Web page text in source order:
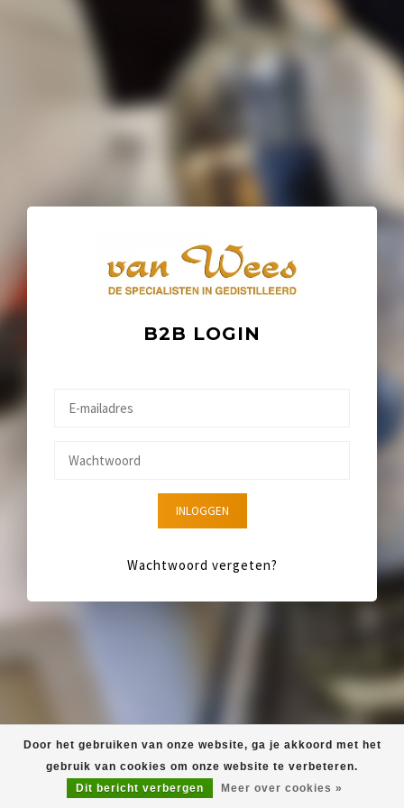
B2B LOGIN
INLOGGEN
Wachtwoord vergeten?
Door het gebruiken van onze website, ga je akkoord met het
gebruik van cookies om onze website te verbeteren.
Dit bericht verbergen
Meer over cookies »